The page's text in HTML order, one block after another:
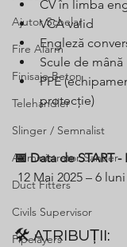
Ajutor Schelar
Fire Alarm
Finisaje Beton
Telehandler
Slinger / Semnalist
Administrator Santier
Duct Fitters
Civils Supervisor
Pipelayers
CV în limba
VCA valid
Engleză
Scule de mână
PPE
protecție)
📅 Data de START -
12 Mai 2025 – 6 luni
🛠️ ATRIBUȚII: